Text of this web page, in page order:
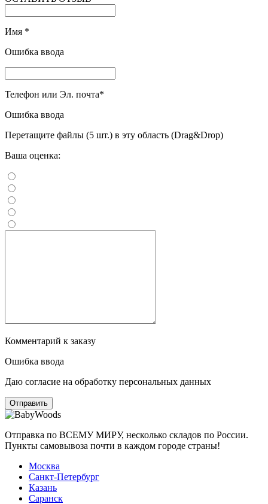
Имя *
Ошибка ввода
Телефон или Эл. почта*
Ошибка ввода
Перетащите файлы (5 шт.) в эту область (Drag&Drop)
Ваша оценка:
Комментарий к заказу
Ошибка ввода
Даю согласие на обработку персональных данных
Отправка по ВСЕМУ МИРУ, несколько складов по России.
Пункты самовывоза почти в каждом городе страны!
Москва
Санкт-Петербург
Казань
Саранск